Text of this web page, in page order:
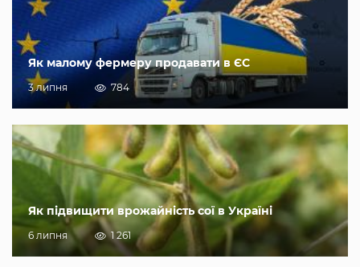
Як малому фермеру продавати в ЄС
3 липня 784
Як підвищити врожайність сої в Україні
6 липня 1 261